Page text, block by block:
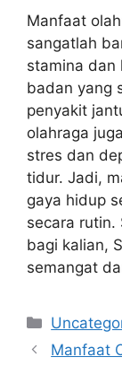
Manfaat
sangatlah
stamina dan
badan yang
penyakit
olahraga
stres dan
tidur. Jadi,
gaya hidup
secara rutin.
bagi kalian,
semangat
Manfaat